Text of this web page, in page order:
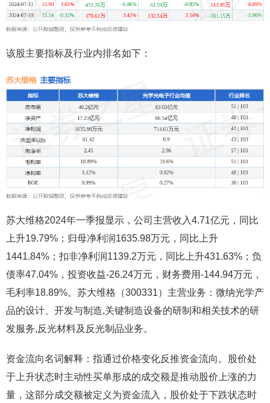
该股主要指标及行业内排名如下：
苏大维格2024年一季报显示，公司主营收入4.71亿元，同比
上升19.79%；归母净利润1635.98万元，同比上升
1441.84%；扣非净利润1139.2万元，同比上升431.63%；负
债率47.04%，投资收益-26.24万元，财务费用-144.94万元，
毛利率18.89%。苏大维格（300331）主营业务：微纳光学产
品的设计、开发与制造,关键制造设备的研制和相关技术的研
发服务,反光材料及反光制品业务。
资金流向名词解释：指通过价格变化反推资金流向。股价处
于上升状态时主动性买单形成的成交额是推动股价上涨的力
量，这部分成交额被定义为资金流入，股价处于下跌状态时